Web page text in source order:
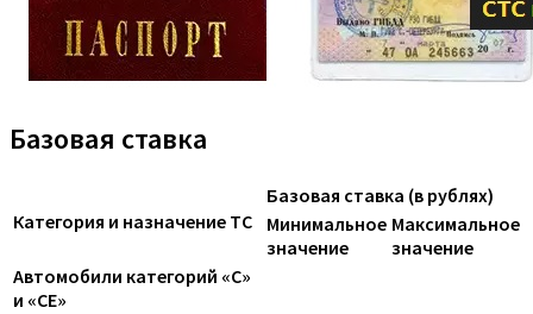
Базовая ставка
Категория и назначение ТС
Базовая ставка (в рублях)
Минимальное
значение
Максимальное
значение
Автомобили категорий «C»
и «CE»